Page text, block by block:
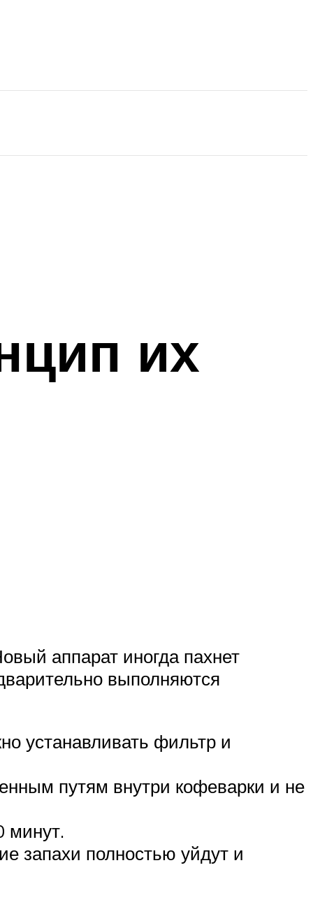
их
аппарат иногда пахнет
выполняются
устанавливать фильтр и
путям внутри кофеварки и не
минут.
запахи полностью уйдут и